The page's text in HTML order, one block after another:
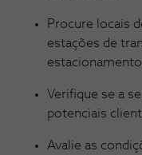
Procure locais
estações de
Verifique se a
potenciais
Avalie as